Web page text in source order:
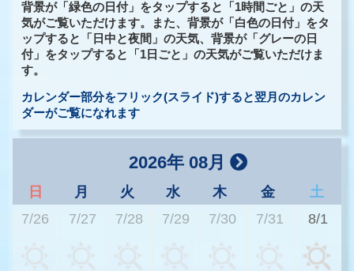
背景が「緑色の日付」をタップすると「1時間ごと」の天
気がご覧いただけます。また、背景が「白色の日付」をタ
ップすると「日中と夜間」の天気、背景が「グレーの日
付」をタップすると「1日ごと」の天気がご覧いただけま
す。
カレンダー部分をフリック(スライド)すると翌月のカレン
ダーがご覧になれます
2026年 08月
日 月 火 水 木 金
土
7/26
7/27 7/28 7/29 7/30 7/31 8/1